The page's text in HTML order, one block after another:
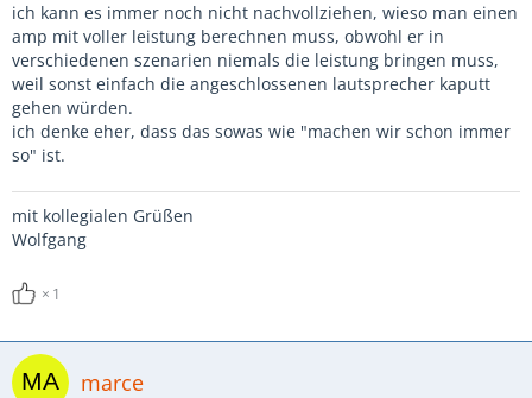
ich kann es immer noch nicht nachvollziehen, wieso man einen
amp mit voller leistung berechnen muss, obwohl er in
verschiedenen szenarien niemals die leistung bringen muss,
weil sonst einfach die angeschlossenen lautsprecher kaputt
gehen würden.
ich denke eher, dass das sowas wie "machen wir schon immer
so" ist.
mit kollegialen Grüßen
Wolfgang
1
marce